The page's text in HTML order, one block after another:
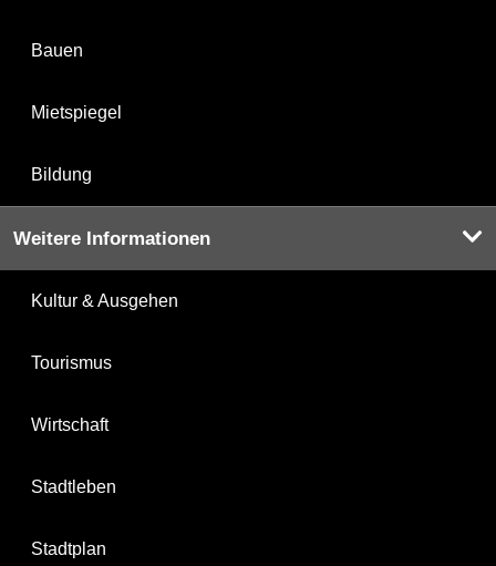
Bauen
Mietspiegel
Bildung
Weitere Informationen
Kultur & Ausgehen
Tourismus
Wirtschaft
Stadtleben
Stadtplan